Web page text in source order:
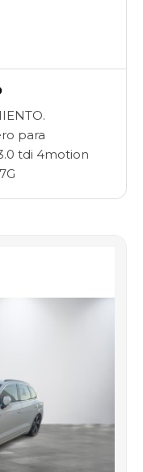
para
tdi 4motion